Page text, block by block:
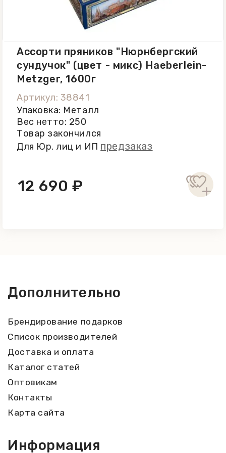
посторонних запахов и прямых
солнечных лучей.
Ассорти пряников "Нюрнбергский
сундучок" (цвет - микс) Haeberlein-
Metzger, 1600г
Артикул: 38841
Упаковка: Металл
Вес нетто: 250
Товар закончился
Для Юр. лиц и ИП предзаказ
12 690 ₽
Дополнительно
Брендирование подарков
Список производителей
Доставка и оплата
Каталог статей
Оптовикам
Контакты
Карта сайта
Информация